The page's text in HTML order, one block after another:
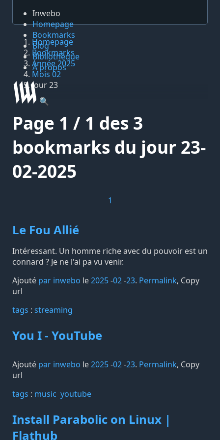
Inwebo
Homepage
Bookmarks
Blog
Bibliothèque
À propos
🔍
Homepage
Bookmarks
Année 2025
Mois 02
Jour 23
Page 1 / 1 des 3
bookmarks du jour 23-
02-2025
1
Le Fou Allié
Intéressant. Un homme riche avec du pouvoir est un
connard ? Je ne l'ai pa vu venir.
Ajouté par inwebo le2025-02-23. Permalink, Copy
url
tags️ : streaming
You I - YouTube
Ajouté par inwebo le2025-02-23. Permalink, Copy
url
tags️ : music youtube
Install Parabolic on Linux |
Flathub